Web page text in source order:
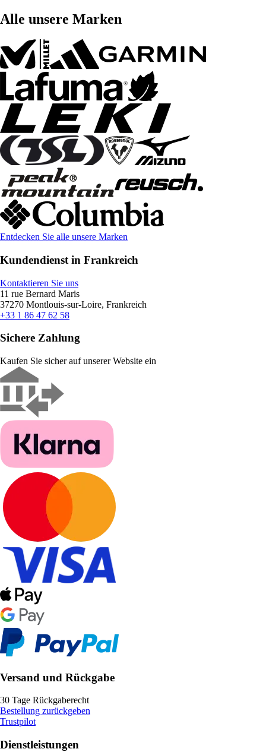
Alle unsere Marken
Entdecken Sie alle unsere Marken
Kundendienst in Frankreich
Kontaktieren Sie uns
11 rue Bernard Maris
37270 Montlouis-sur-Loire, Frankreich
+33 1 86 47 62 58
Sichere Zahlung
Kaufen Sie sicher auf unserer Website ein
Versand und Rückgabe
30 Tage Rückgaberecht
Bestellung zurückgeben
Trustpilot
Dienstleistungen